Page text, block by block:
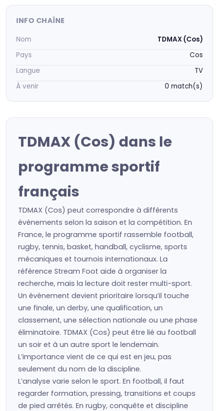
INFO CHAÎNE
Nom
TDMAX (Cos)
Pays
Cos
Langue
TV
À venir
0 match(s)
TDMAX (Cos) dans le
programme sportif
français
TDMAX (Cos) peut correspondre à différents
événements selon la saison et la compétition. En
France, le programme sportif rassemble football,
rugby, tennis, basket, handball, cyclisme, sports
mécaniques et tournois internationaux. La
référence Stream Foot aide à organiser la
recherche, mais la lecture doit rester multi-sport.
Un événement devient prioritaire lorsqu’il touche
une finale, un derby, une qualification, un
classement, une sélection nationale ou une phase
éliminatoire. TDMAX (Cos) peut être lié au football
un soir et à un autre sport le lendemain.
L’importance vient de ce qui est en jeu, pas
seulement du nom de la discipline.
L’analyse varie selon le sport. En football, il faut
regarder formation, pressing, transitions et coups
de pied arrêtés. En rugby, conquête et discipline